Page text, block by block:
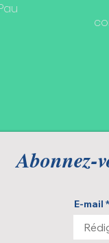
Abonnez-
E-mail